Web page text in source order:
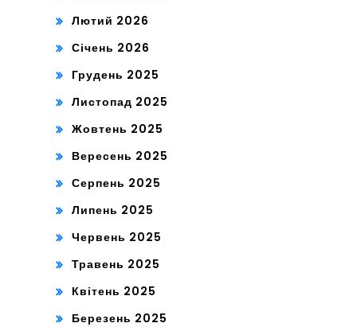
Лютий 2026
Січень 2026
Грудень 2025
Листопад 2025
Жовтень 2025
Вересень 2025
Серпень 2025
Липень 2025
Червень 2025
Травень 2025
Квітень 2025
Березень 2025